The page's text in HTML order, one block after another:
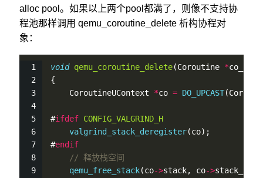
alloc pool。如果以上两个pool都满了，则像不支持协
程池那样调用 qemu_coroutine_delete 析构协程对
象：
void qemu_coroutine_delete(Coroutine *co_)
{
    CoroutineUContext
*co = DO_UPCAST
#ifdef CONFIG_VALGRIND_H
valgrind_stack_deregister(co);
#endif
// 释放栈空间
qemu_free_stack(co->stack, co->